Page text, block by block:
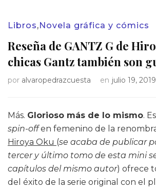
Libros,Novela gráfica y cómics
Reseña de GANTZ G de
chicas Gantz también son
por alvaropedrazcuesta en julio 19, 2019
Más. Glorioso más de lo mismo.
spin-offen femenino de la
Hiroya Oku (se acaba de publicar
tercer y último tomo de esta mini
capítulos del mismo autor) ofrece
del éxito de la serie original con el